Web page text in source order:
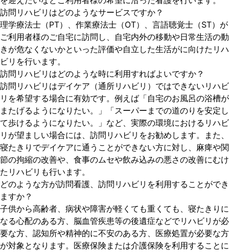
訪問リハビリはどのようなサービスですか？
理学療法士（PT）、作業療法士（OT）、言語聴覚士（ST）が
ご利用者様のご自宅に訪問し、自宅内外の移動や日常生活の動
きが危なくないかといった評価や自立した生活がに向けたリハ
ビリを行います。
訪問リハビリはどのような時に利用すればよいですか？
訪問リハビリはデイケア（通所リハビリ）ではできないリハビ
リを希望する場合に有効です。例えば「自宅のお風呂の浴槽が
またげるようになりたい。」「スーパーまでの道のりを安定し
て歩けるようになりたい。」など、実際の環境におけるリハビ
リが望ましい場合には、訪問リハビリをお勧めします。また、
寝たきりでデイケアに通うことができない方に対し、麻痺や関
節の拘縮の改善や、食事のムセや飲み込みの悪さの改善にむけ
たリハビリも行います。
どのような方が訪問看護、訪問リハビリを利用することができ
ますか？
子供から高齢者、病状や障害が軽くても重くても、寝たきりに
なる心配のある方、脳血管疾患等の後遺症などでリハビリが必
要な方、認知所や精神的に不安のある方、医療処置が必要な方
が対象となります。医療保険または介護保険を利用することに